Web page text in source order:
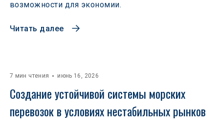
возможности для экономии.
Читать далее
7 мин чтения июнь 16, 2026
Создание устойчивой системы морских
перевозок в условиях нестабильных рынков